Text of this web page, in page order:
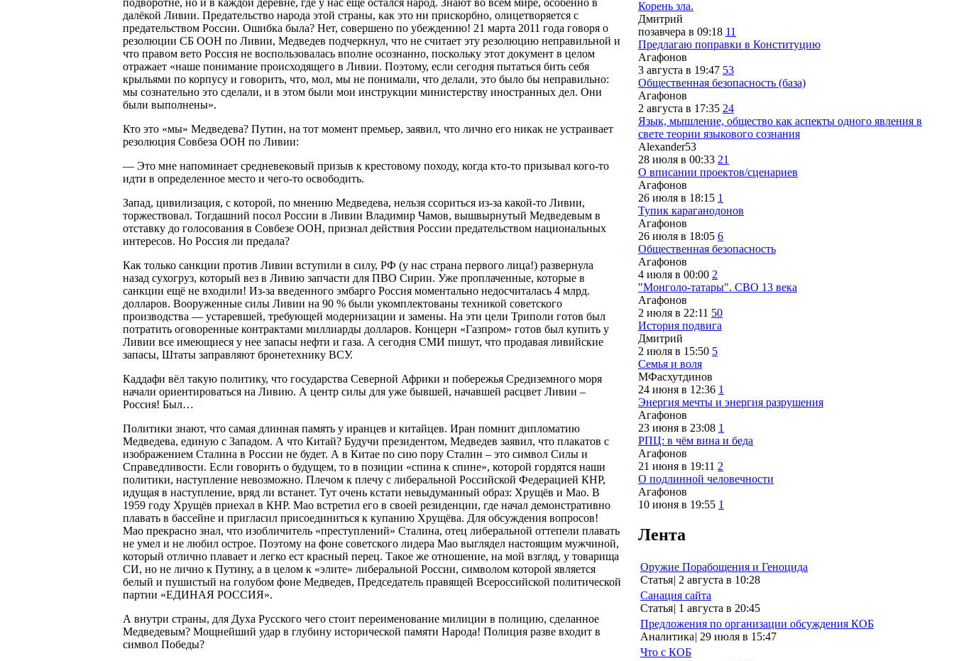
подворотне, но и в каждой деревне, где у нас ещё остался народ. Знают во всём мире, особенно в
далёкой Ливии. Предательство народа этой страны, как это ни прискорбно, олицетворяется с
предательством России. Ошибка была? Нет, совершено по убеждению! 21 марта 2011 года говоря о
резолюции СБ ООН по Ливии, Медведев подчеркнул, что не считает эту резолюцию неправильной и
что правом вето Россия не воспользовалась вполне осознанно, поскольку этот документ в целом
отражает «наше понимание происходящего в Ливии. Поэтому, если сегодня пытаться бить себя
крыльями по корпусу и говорить, что, мол, мы не понимали, что делали, это было бы неправильно:
мы сознательно это сделали, и в этом были мои инструкции министерству иностранных дел. Они
были выполнены».
Кто это «мы» Медведева? Путин, на тот момент премьер, заявил, что лично его никак не устраивает
резолюция Совбеза ООН по Ливии:
— Это мне напоминает средневековый призыв к крестовому походу, когда кто-то призывал кого-то
идти в определенное место и чего-то освободить.
Запад, цивилизация, с которой, по мнению Медведева, нельзя ссориться из-за какой-то Ливии,
торжествовал. Тогдашний посол России в Ливии Владимир Чамов, вышвырнутый Медведевым в
отставку до голосования в Совбезе ООН, признал действия России предательством национальных
интересов. Но Россия ли предала?
Как только санкции против Ливии вступили в силу, РФ (у нас страна первого лица!) развернула
назад сухогруз, который вез в Ливию запчасти для ПВО Сирии. Уже проплаченные, которые в
санкции ещё не входили! Из-за введенного эмбарго Россия моментально недосчиталась 4 млрд.
долларов. Вооруженные силы Ливии на 90 % были укомплектованы техникой советского
производства — устаревшей, требующей модернизации и замены. На эти цели Триполи готов был
потратить оговоренные контрактами миллиарды долларов. Концерн «Газпром» готов был купить у
Ливии все имеющиеся у нее запасы нефти и газа. А сегодня СМИ пишут, что продавая ливийские
запасы, Штаты заправляют бронетехнику ВСУ.
Каддафи вёл такую политику, что государства Северной Африки и побережья Средиземного моря
начали ориентироваться на Ливию. А центр силы для уже бывшей, начавшей расцвет Ливии –
Россия! Был…
Политики знают, что самая длинная память у иранцев и китайцев. Иран помнит дипломатию
Медведева, единую с Западом. А что Китай? Будучи президентом, Медведев заявил, что плакатов с
изображением Сталина в России не будет. А в Китае по сию пору Сталин – это символ Силы и
Справедливости. Если говорить о будущем, то в позиции «спина к спине», которой гордятся наши
политики, наступление невозможно. Плечом к плечу с либеральной Российской Федерацией КНР,
идущая в наступление, вряд ли встанет. Тут очень кстати невыдуманный образ: Хрущёв и Мао. В
1959 году Хрущёв приехал в КНР. Мао встретил его в своей резиденции, где начал демонстративно
плавать в бассейне и пригласил присоединиться к купанию Хрущёва. Для обсуждения вопросов!
Мао прекрасно знал, что изобличитель «преступлений» Сталина, отец либеральной оттепели плавать
не умел и не любил острое. Поэтому на фоне советского лидера Мао выглядел настоящим мужчиной,
который отлично плавает и легко ест красный перец. Такое же отношение, на мой взгляд, у товарища
СИ, но не лично к Путину, а в целом к «элите» либеральной России, символом которой является
белый и пушистый на голубом фоне Медведев, Председатель правящей Всероссийской политической
партии «ЕДИНАЯ РОССИЯ».
А внутри страны, для Духа Русского чего стоит переименование милиции в полицию, сделанное
Медведевым? Мощнейший удар в глубину исторической памяти Народа! Полиция разве входит в
символ Победы?
Корень зла.
Дмитрий
позавчера в 09:18 11
Предлагаю поправки в Конституцию
Агафонов
3 августа в 19:47 53
Общественная безопасность (база)
Агафонов
2 августа в 17:35 24
Язык, мышление, общество как аспекты одного явления в
свете теории языкового сознания
Alexander53
28 июля в 00:33 21
О вписании проектов/сценариев
Агафонов
26 июля в 18:15 1
Тупик караганодонов
Агафонов
26 июля в 18:05 6
Общественная безопасность
Агафонов
4 июля в 00:00 2
"Монголо-татары". СВО 13 века
Агафонов
2 июля в 22:11 50
История подвига
Дмитрий
2 июля в 15:50 5
Семья и воля
МФасхутдинов
24 июня в 12:36 1
Энергия мечты и энергия разрушения
Агафонов
23 июня в 23:08 1
РПЦ: в чём вина и беда
Агафонов
21 июня в 19:11 2
О подлинной человечности
Агафонов
10 июня в 19:55 1
Лента
Оружие Порабощения и Геноцида
Статья| 2 августа в 10:28
Санация сайта
Статья| 1 августа в 20:45
Предложения по организации обсуждения КОБ
Аналитика| 29 июля в 15:47
Что с КОБ